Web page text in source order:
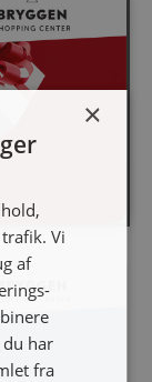
×
Vi
af
har
fra